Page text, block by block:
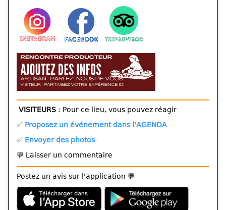
VISITEURS : Pour ce lieu, vous pouvez réagir
✅ Proposez un événement dans l'AGENDA
✅ Envoyer des photos
💬 Laisser un commentaire
Postez un avis sur l'application 💬